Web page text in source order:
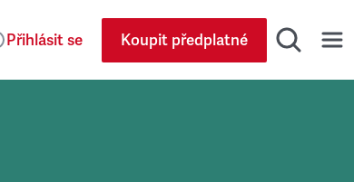
Přihlásit se Koupit předplatné